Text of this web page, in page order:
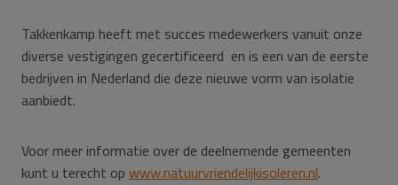
Takkenkamp heeft met succes medewerkers vanuit onze
diverse vestigingen gecertificeerd en is een van de eerste
bedrijven in Nederland die deze nieuwe vorm van isolatie
aanbiedt.
Voor meer informatie over de deelnemende gemeenten
kunt u terecht op www.natuurvriendelijkisoleren.nl.